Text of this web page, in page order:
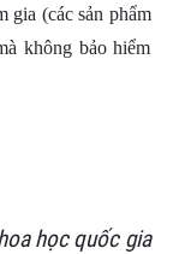
gia (các sản phẩm
không bảo hiểm
học quốc gia